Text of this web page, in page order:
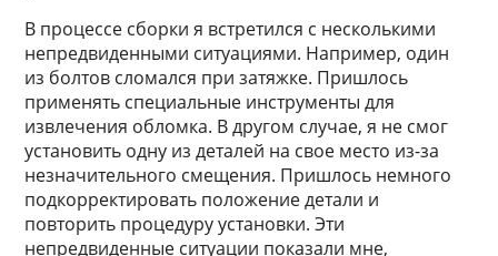
В процессе сборки я встретился с несколькими
непредвиденными ситуациями. Например, один
из болтов сломался при затяжке. Пришлось
применять специальные инструменты для
извлечения обломка. В другом случае, я не смог
установить одну из деталей на свое место из-за
незначительного смещения. Пришлось немного
подкорректировать положение детали и
повторить процедуру установки. Эти
непредвиденные ситуации показали мне,